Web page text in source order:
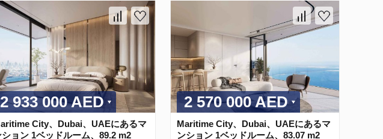
2 933 000 AED
City、Dubai、UAEにあるマ
ション 1ベッドルーム、89.2 m2
2 570 000 AED
Maritime City、Dubai、UAEにあるマ
ンション 1ベッドルーム、83.07 m2